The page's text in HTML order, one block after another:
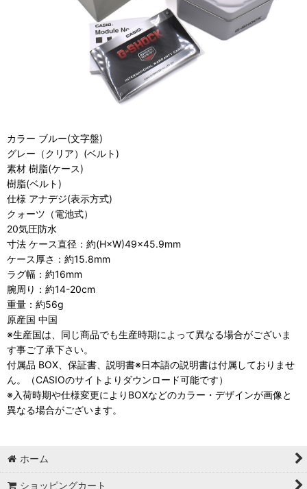
カラー ブルー(文字盤)
グレー（クリア）(ベルト)
素材 樹脂(ケース)
樹脂(ベルト)
仕様 アナデジ(表示方式)
クォーツ（電池式）
20気圧防水
寸法 ケース直径：約(H×W)49×45.9mm
ケース厚さ：約15.8mm
ラグ幅：約16mm
腕周り：約14-20cm
重量：約56g
原産国 中国
※生産国は、同じ商品でも生産時期によって異なる場合がございま
す事ご了承下さい。
付属品 BOX、保証書、説明書※日本語の説明書は付属しておりませ
ん。（CASIOのサイトよりダウンロード可能です）
※入荷時期や仕様変更によりBOXなどのカラー・デザインが画像と
異なる場合がございます。
ホーム
ショッピングカート